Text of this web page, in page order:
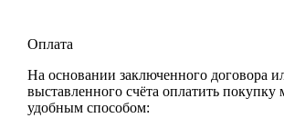
Оплата
На основании заключенного договора
выставленного счёта оплатить
удобным способом: